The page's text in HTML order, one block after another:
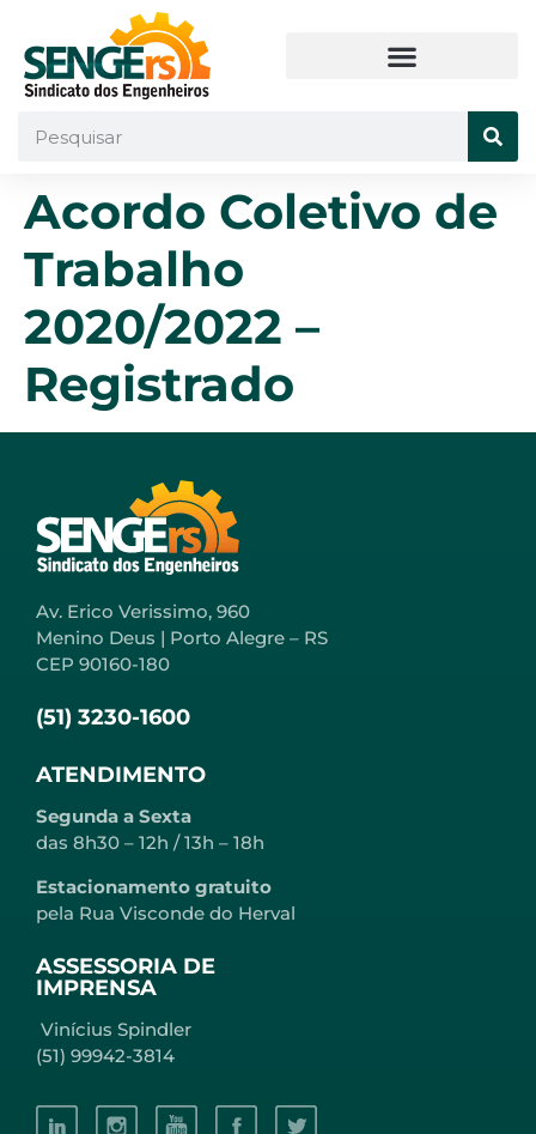
Acordo Coletivo de
Trabalho
2020/2022 –
Registrado
Av. Erico Verissimo, 960
Menino Deus | Porto Alegre – RS
CEP 90160-180
(51) 3230-1600
ATENDIMENTO
Segunda a Sexta
das 8h30 – 12h / 13h – 18h
Estacionamento gratuito
pela Rua Visconde do Herval
ASSESSORIA DE
IMPRENSA
Vinícius Spindler
(51) 99942-3814